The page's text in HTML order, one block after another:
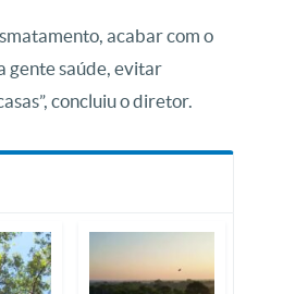
acabar com o
gente saúde, evitar
concluiu o diretor.